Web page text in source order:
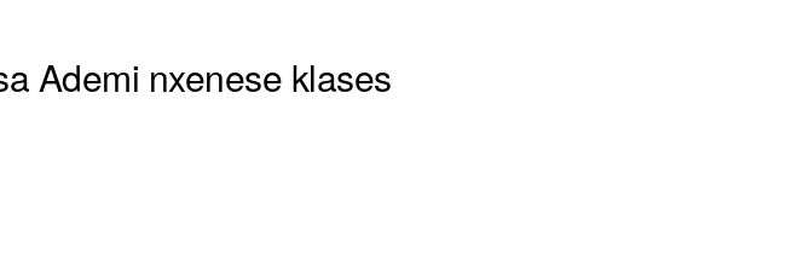
Ademi nxenese klases